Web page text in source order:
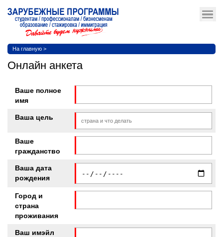
На главную >
Онлайн анкета
Ваше полное
имя
Ваша цель
Ваше
гражданство
Ваша дата
рождения
Город и
страна
проживания
Ваш имэйл